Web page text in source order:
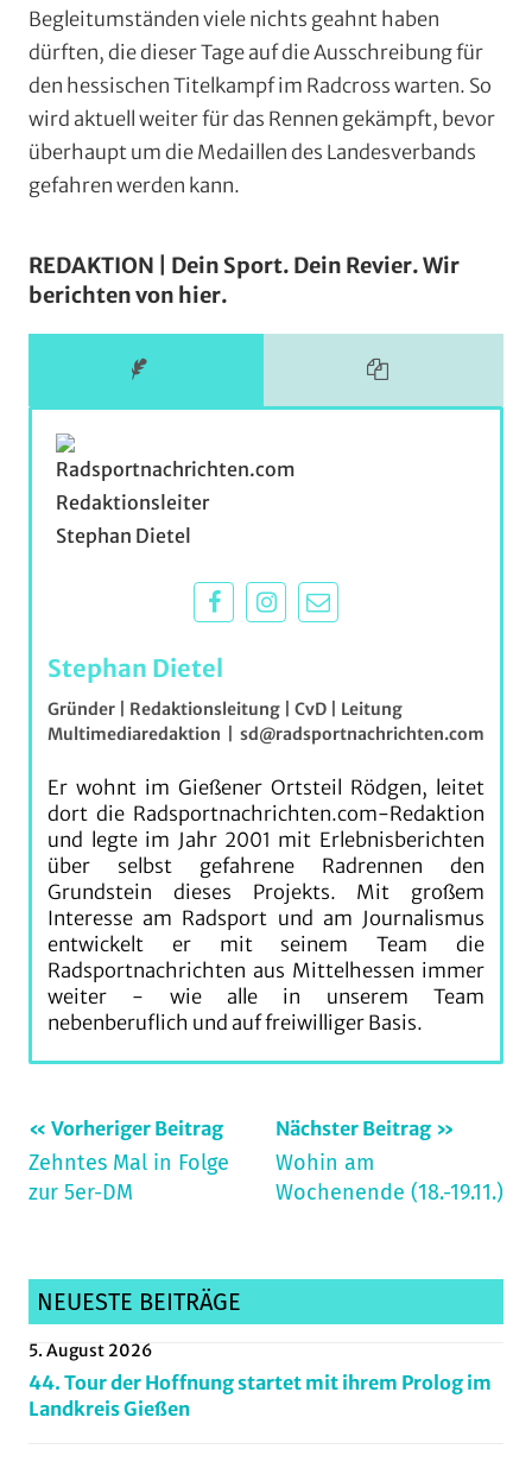
Begleitumständen viele nichts geahnt haben
dürften, die dieser Tage auf die Ausschreibung für
den hessischen Titelkampf im Radcross warten. So
wird aktuell weiter für das Rennen gekämpft, bevor
überhaupt um die Medaillen des Landesverbands
gefahren werden kann.
REDAKTION | Dein Sport. Dein Revier. Wir
berichten von hier.
Stephan Dietel
Gründer | Redaktionsleitung | CvD | Leitung
Multimediaredaktion
sd@radsportnachrichten.com
Er wohnt im Gießener Ortsteil Rödgen, leitet
dort die Radsportnachrichten.com-Redaktion
und legte im Jahr 2001 mit Erlebnisberichten
über selbst gefahrene Radrennen den
Grundstein dieses Projekts. Mit großem
Interesse am Radsport und am Journalismus
entwickelt er mit seinem Team die
Radsportnachrichten aus Mittelhessen immer
weiter - wie alle in unserem Team
nebenberuflich und auf freiwilliger Basis.
Schlagwörter:
archiv_141123,
Burkhardsfelden
Mittelhessen,
Radcross,
Radsportnachrichten
Beitragsnavigation
Vorheriger Beitrag
Zehntes Mal in Folge
zur 5er-DM
Nächster Beitrag
Wohin am
Wochenende (18.-19.11.)
NEUESTE BEITRÄGE
5. August 2026
44. Tour der Hoffnung startet mit ihrem Prolog im
Landkreis Gießen